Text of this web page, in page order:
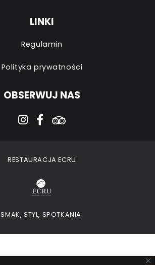
LINKI
Regulamin
Polityka prywatności
OBSERWUJ NAS
instagram
facebook-f
tripadvisor
RESTAURACJA ECRU
SMAK, STYL, SPOTKANIA.